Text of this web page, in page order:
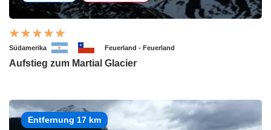
Südamerika Feuerland - Feuerland
Aufstieg zum Martial Glacier
Entfernung 17 km